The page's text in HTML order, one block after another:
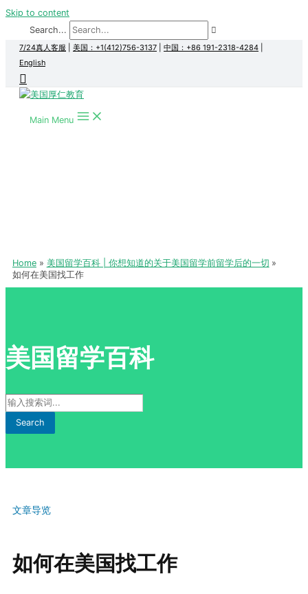
Skip to content
Search...
7/24真人客服 美国：+1(412)756-3137 中国：+86 191-2318-4284
English
Main Menu
Home
美国留学百科 | 你想知道的关于美国留学前留学后的一切
如何在美国找工作
美国留学百科
Search
如何在美国找工作
文章导览